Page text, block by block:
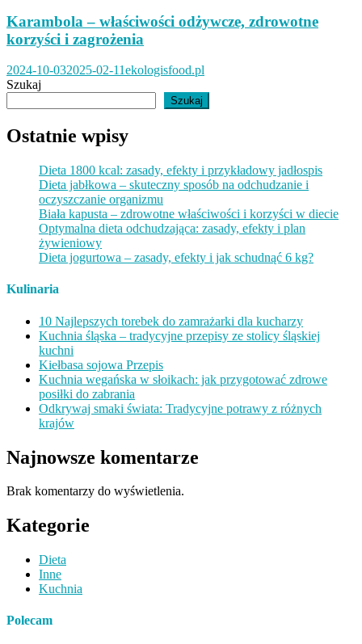
Karambola – właściwości odżywcze, zdrowotne
korzyści i zagrożenia
2024-10-032025-02-11ekologisfood.pl
Szukaj
Szukaj
Ostatnie wpisy
Dieta 1800 kcal: zasady, efekty i przykładowy jadłospis
Dieta jabłkowa – skuteczny sposób na odchudzanie i
oczyszczanie organizmu
Biała kapusta – zdrowotne właściwości i korzyści w diecie
Optymalna dieta odchudzająca: zasady, efekty i plan
żywieniowy
Dieta jogurtowa – zasady, efekty i jak schudnąć 6 kg?
Kulinaria
10 Najlepszych torebek do zamrażarki dla kucharzy
Kuchnia śląska – tradycyjne przepisy ze stolicy śląskiej
kuchni
Kiełbasa sojowa Przepis
Kuchnia wegańska w słoikach: jak przygotować zdrowe
posiłki do zabrania
Odkrywaj smaki świata: Tradycyjne potrawy z różnych
krajów
Najnowsze komentarze
Brak komentarzy do wyświetlenia.
Kategorie
Dieta
Inne
Kuchnia
Polecam